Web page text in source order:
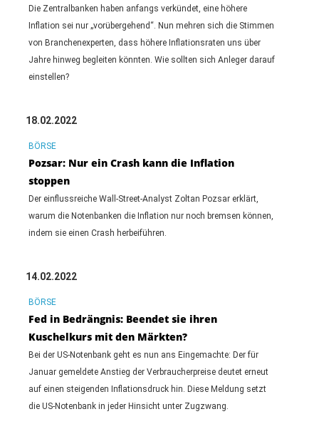
Die Zentralbanken haben anfangs verkündet, eine höhere
Inflation sei nur „vorübergehend“. Nun mehren sich die Stimmen
von Branchenexperten, dass höhere Inflationsraten uns über
Jahre hinweg begleiten könnten. Wie sollten sich Anleger darauf
einstellen?
18.02.2022
BÖRSE
Pozsar: Nur ein Crash kann die Inflation
stoppen
Der einflussreiche Wall-Street-Analyst Zoltan Pozsar erklärt,
warum die Notenbanken die Inflation nur noch bremsen können,
indem sie einen Crash herbeiführen.
14.02.2022
BÖRSE
Fed in Bedrängnis: Beendet sie ihren
Kuschelkurs mit den Märkten?
Bei der US-Notenbank geht es nun ans Eingemachte: Der für
Januar gemeldete Anstieg der Verbraucherpreise deutet erneut
auf einen steigenden Inflationsdruck hin. Diese Meldung setzt
die US-Notenbank in jeder Hinsicht unter Zugzwang.